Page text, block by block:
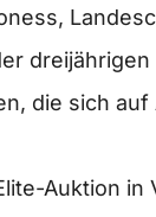
die sich auf
Auktion in